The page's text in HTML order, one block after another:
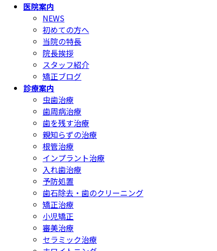
医院案内
NEWS
初めての方へ
当院の特長
院長挨拶
スタッフ紹介
矯正ブログ
診療案内
虫歯治療
歯周病治療
歯を残す治療
親知らずの治療
根管治療
インプラント治療
入れ歯治療
予防処置
歯石除去・歯のクリーニング
矯正治療
小児矯正
審美治療
セラミック治療